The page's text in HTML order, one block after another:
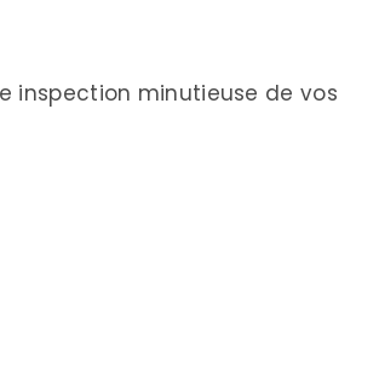
inspection minutieuse de vos